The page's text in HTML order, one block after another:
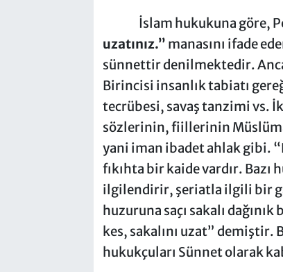
İslam hukukuna göre,
uzatınız.” manasını ifade
sünnettir denilmektedir.
Birincisi insanlık tabiatı
tecrübesi, savaş tanzimi vs.
sözlerinin, fiillerinin
yani iman ibadet ahlak gibi.
fıkıhta bir kaide vardır. Bazı
ilgilendirir, şeriatla ilgili bir
huzuruna saçı sakalı
kes, sakalını uzat” demiştir.
hukukçuları Sünnet olarak